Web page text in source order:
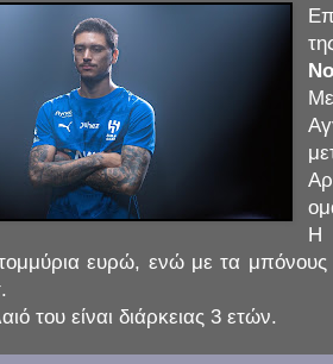
Η
ευρώ, ενώ με τα μπόνους
του είναι διάρκειας 3 ετών.